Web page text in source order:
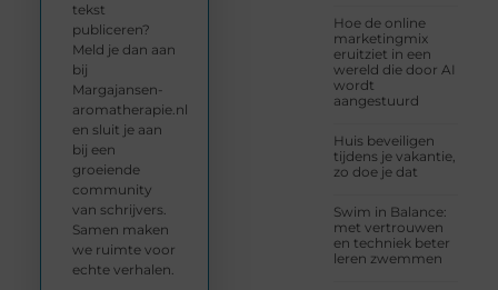
Hoe de online
marketingmix
eruitziet in een
wereld die door AI
wordt
aangestuurd
Huis beveiligen
tijdens je vakantie,
zo doe je dat
Swim in Balance:
met vertrouwen
en techniek beter
leren zwemmen
tekst
publiceren?
Meld je dan aan
bij
Margajansen-
aromatherapie.nl
en sluit je aan
bij een
groeiende
community
van schrijvers.
Samen maken
we ruimte voor
echte verhalen.